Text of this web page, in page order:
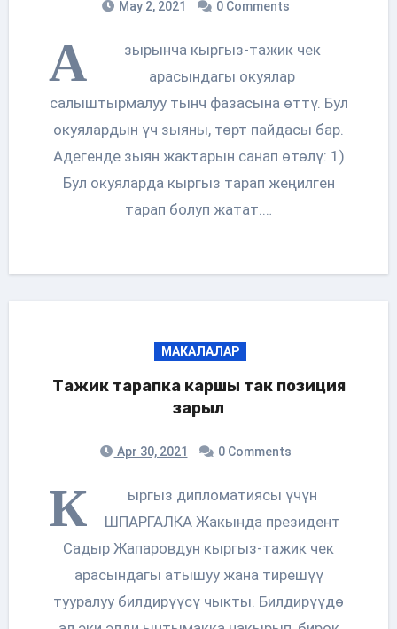
May 2, 2021 0 Comments
А
зырынча кыргыз-тажик чек
арасындагы окуялар
салыштырмалуу тынч фазасына өттү. Бул
окуялардын үч зыяны, төрт пайдасы бар.
Адегенде зыян жактарын санап өтөлү: 1)
Бул окуяларда кыргыз тарап жеңилген
тарап болуп жатат.…
МАКАЛАЛАР
Тажик тарапка каршы так позиция
зарыл
Apr 30, 2021 0 Comments
К
ыргыз дипломатиясы үчүн
ШПАРГАЛКА Жакында президент
Садыр Жапаровдун кыргыз-тажик чек
арасындагы атышуу жана тирешүү
тууралуу билдирүүсү чыкты. Билдирүүдө